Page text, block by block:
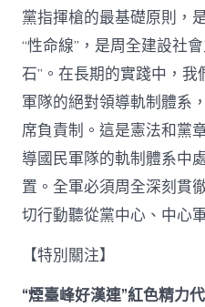
黨指揮槍的最基礎原則，
“性命線”，是周全建設社
石”。在長期的實踐中，
軍隊的絕對領導軌制體系
席負責制。這是憲法和黨
導國民軍隊的軌制體系中
置。全軍必須周全深刻貫
切行動聽從黨中心、中心
【特別關注】
“煙臺峰好漢連”紅色精力